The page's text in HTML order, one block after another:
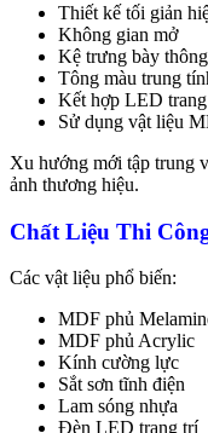
Thiết kế tối giản
Không gian mở
Kệ trưng bày
Tông màu trung
Kết hợp LED
Sử dụng vật liệu
Xu hướng mới tập trung
ảnh thương hiệu.
Chất Liệu Thi
Các vật liệu phổ biến:
MDF phủ
MDF phủ Acrylic
Kính cường lực
Sắt sơn tĩnh điện
Lam sóng nhựa
Đèn LED trang trí